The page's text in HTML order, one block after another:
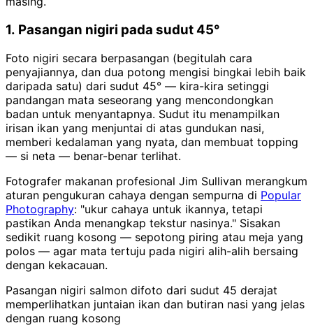
1. Pasangan nigiri pada sudut 45°
Foto nigiri secara berpasangan (begitulah cara
penyajiannya, dan dua potong mengisi bingkai lebih baik
daripada satu) dari sudut 45° — kira-kira setinggi
pandangan mata seseorang yang mencondongkan
badan untuk menyantapnya. Sudut itu menampilkan
irisan ikan yang menjuntai di atas gundukan nasi,
memberi kedalaman yang nyata, dan membuat topping
— si neta — benar-benar terlihat.
Fotografer makanan profesional Jim Sullivan merangkum
aturan pengukuran cahaya dengan sempurna di Popular
Photography: "ukur cahaya untuk ikannya, tetapi
pastikan Anda menangkap tekstur nasinya." Sisakan
sedikit ruang kosong — sepotong piring atau meja yang
polos — agar mata tertuju pada nigiri alih-alih bersaing
dengan kekacauan.
Pasangan nigiri salmon difoto dari sudut 45 derajat
memperlihatkan juntaian ikan dan butiran nasi yang jelas
dengan ruang kosong